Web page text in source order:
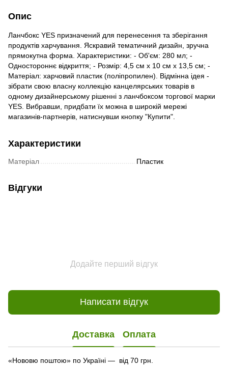
Опис
Ланчбокс YES призначений для перенесення та зберігання
продуктів харчування. Яскравий тематичний дизайн, зручна
прямокутна форма. Характеристики: - Об'єм: 280 мл; -
Одностороннє відкриття; - Розмір: 4,5 см х 10 см х 13,5 см; -
Матеріал: харчовий пластик (поліпропилен). Відмінна ідея -
зібрати свою власну коллекцію канцелярських товарів в
одному дизайнерському рішенні з ланчбоксом торгової марки
YES. Вибравши, придбати їх можна в широкій мережі
магазинів-партнерів, натиснувши кнопку "Купити".
Характеристики
Матеріал Пластик
Відгуки
Додайте перший відгук
Написати відгук
Доставка Оплата
«Нововю поштою» по Україні — від 70 грн.